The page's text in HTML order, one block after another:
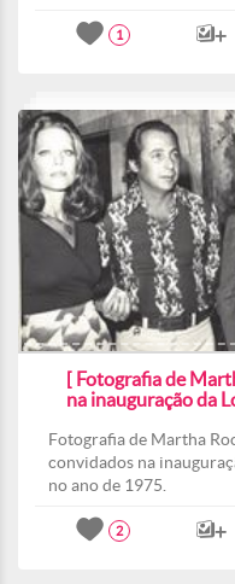
1
[ Fotografia de
na inauguração da
Fotografia de Martha
convidados na
no ano de 1975.
2